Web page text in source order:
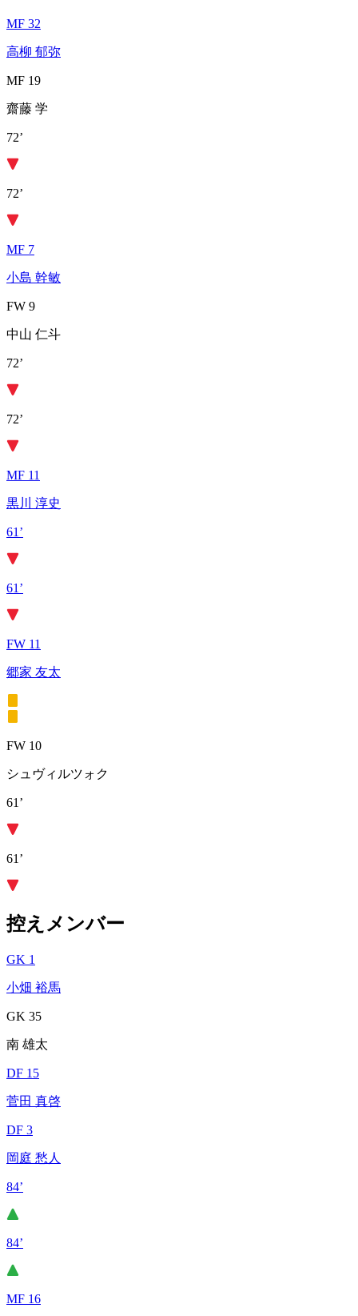
MF 32
高柳 郁弥
MF 19
齋藤 学
72’
72’
MF 7
小島 幹敏
FW 9
中山 仁斗
72’
72’
MF 11
黒川 淳史
61’
61’
FW 11
郷家 友太
FW 10
シュヴィルツォク
61’
61’
控えメンバー
GK 1
小畑 裕馬
GK 35
南 雄太
DF 15
菅田 真啓
DF 3
岡庭 愁人
84’
84’
MF 16